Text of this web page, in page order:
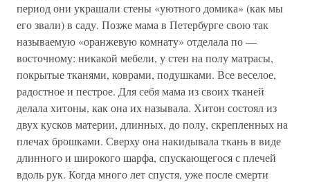
период они украшали стены «уютного домика» (как мы
его звали) в саду. Позже мама в Петербурге свою так
называемую «оранжевую комнату» отделала по —
восточному: никакой мебели, у стен на полу матрасы,
покрытые тканями, коврами, подушками. Все веселое,
радостное и пестрое. Для себя мама из своих тканей
делала хитоны, как она их называла. Хитон состоял из
двух кусков материи, длинных, до полу, скрепленных на
плечах брошками. Сверху она накидывала ткань в виде
длинного и широкого шарфа, спускающегося с плечей
вдоль рук. Когда много лет спустя, уже после смерти